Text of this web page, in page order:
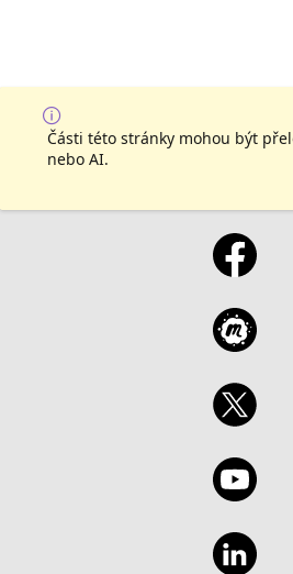
Části této stránky mohou být
nebo AI.